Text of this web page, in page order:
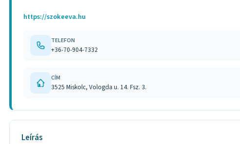
https://szokeeva.hu
TELEFON
+36-70-904-7332
CÍM
3525 Miskolc, Vologda u. 14. Fsz. 3.
Leírás